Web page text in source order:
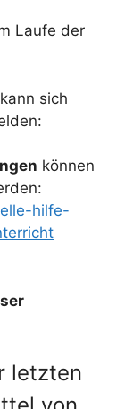
Laufe der
sich
können
hilfe-
letzten